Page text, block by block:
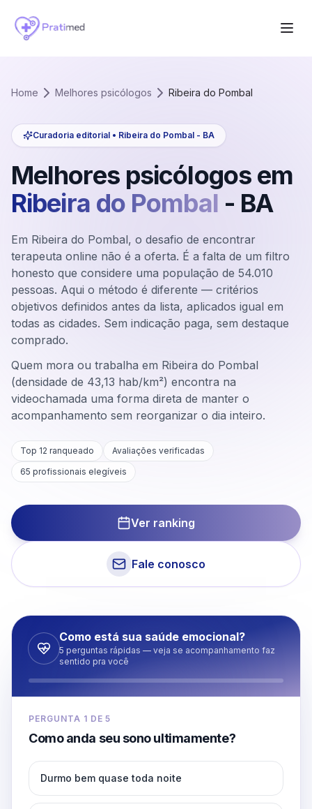
Home Melhores psicólogos Ribeira do Pombal
Curadoria editorial • Ribeira do Pombal - BA
Melhores psicólogos em
Ribeira do Pombal - BA
Em Ribeira do Pombal, o desafio de encontrar
terapeuta online não é a oferta. É a falta de um filtro
honesto que considere uma população de 54.010
pessoas. Aqui o método é diferente — critérios
objetivos definidos antes da lista, aplicados igual em
todas as cidades. Sem indicação paga, sem destaque
comprado.
Quem mora ou trabalha em Ribeira do Pombal
(densidade de 43,13 hab/km²) encontra na
videochamada uma forma direta de manter o
acompanhamento sem reorganizar o dia inteiro.
Top 12 ranqueado
Avaliações verificadas
65 profissionais elegíveis
Ver ranking
Fale conosco
Como está sua saúde emocional?
5 perguntas rápidas — veja se acompanhamento faz
sentido pra você
PERGUNTA 1 DE5
Como anda seu sono ultimamente?
Durmo bem quase toda noite